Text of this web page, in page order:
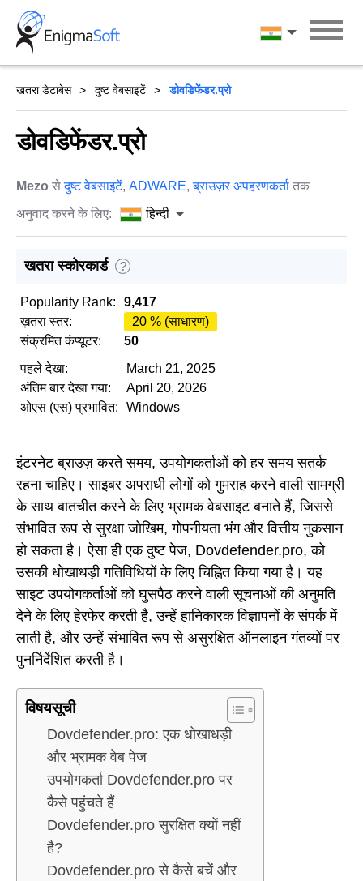
Skip
content
हिन्दी
खतरा डेटाबेस दुष्ट वेबसाइटें डोवडिफेंडर.प्रो
डोवडिफेंडर.प्रो
Mezo सेदुष्ट वेबसाइटें, ADWARE,ब्राउज़र अपहरणकर्ता तक
अनुवाद करने के लिए:
हिन्दी
खतरा स्कोरकार्ड ?
Popularity Rank:
9,417
ख़तरा स्तर:
20 % (साधारण)
संक्रमित कंप्यूटर:
50
पहले देखा:
March 21, 2025
अंतिम बार देखा गया:
April 20, 2026
ओएस (एस) प्रभावित:
Windows
इंटरनेट ब्राउज़ करते समय, उपयोगकर्ताओं को हर समय सतर्क
रहना चाहिए। साइबर अपराधी लोगों को गुमराह करने वाली सामग्री
के साथ बातचीत करने के लिए भ्रामक वेबसाइट बनाते हैं, जिससे
संभावित रूप से सुरक्षा जोखिम, गोपनीयता भंग और वित्तीय नुकसान
हो सकता है। ऐसा ही एक दुष्ट पेज, Dovdefender.pro, को
उसकी धोखाधड़ी गतिविधियों के लिए चिह्नित किया गया है। यह
साइट उपयोगकर्ताओं को घुसपैठ करने वाली सूचनाओं की अनुमति
देने के लिए हेरफेर करती है, उन्हें हानिकारक विज्ञापनों के संपर्क में
लाती है, और उन्हें संभावित रूप से असुरक्षित ऑनलाइन गंतव्यों पर
पुनर्निर्देशित करती है।
विषयसूची
Dovdefender.pro: एक धोखाधड़ी
और भ्रामक वेब पेज
उपयोगकर्ता Dovdefender.pro पर
कैसे पहुंचते हैं
Dovdefender.pro सुरक्षित क्यों नहीं
है?
Dovdefender.pro से कैसे बचें और